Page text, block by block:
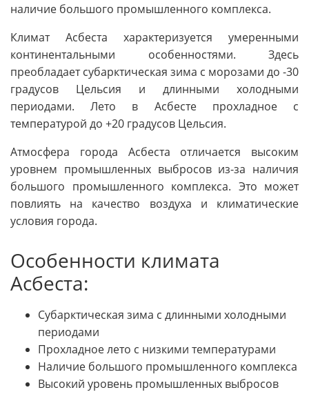
наличие большого промышленного комплекса.
Климат Асбеста характеризуется умеренными
континентальными особенностями. Здесь
преобладает субарктическая зима с морозами до -30
градусов Цельсия и длинными холодными
периодами. Лето в Асбесте прохладное с
температурой до +20 градусов Цельсия.
Атмосфера города Асбеста отличается высоким
уровнем промышленных выбросов из-за наличия
большого промышленного комплекса. Это может
повлиять на качество воздуха и климатические
условия города.
Особенности климата
Асбеста:
Субарктическая зима с длинными холодными
периодами
Прохладное лето с низкими температурами
Наличие большого промышленного комплекса
Высокий уровень промышленных выбросов